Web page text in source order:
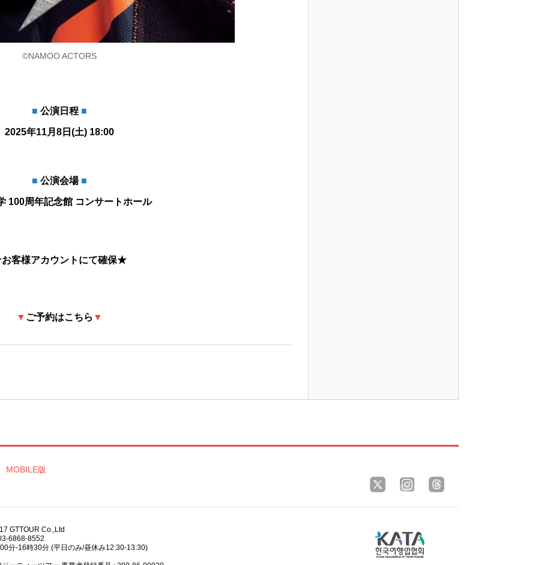
©NAMOO ACTORS
■ 公演日程 ■
2025年11月8日(土) 18:00
■ 公演会場 ■
100周年記念館 コンサートホール
客様アカウントにて確保★
▼ ご予約はこちら ▼
MOBILE版
GTTOUR Co.,Ltd
6868-8552
分-16時30分 (平日のみ/昼休み12:30-13:30)